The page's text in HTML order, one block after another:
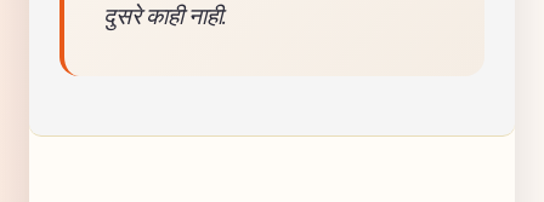
दुसरे काही नाही.